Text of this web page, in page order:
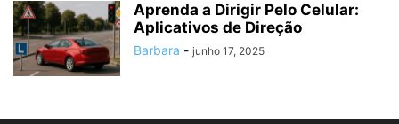
Aprenda a Dirigir Pelo Celular:
Aplicativos de Direção
Barbara - junho 17, 2025